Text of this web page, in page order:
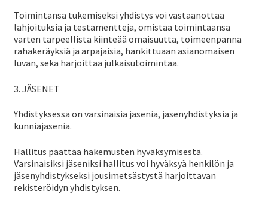
Koulutustoiminta
Messutoiminta
Kulukorvausohje
Toimintansa tukemiseksi yhdistys voi vastaanottaa
lahjoituksia ja testamentteja, omistaa toimintaansa
varten tarpeellista kiinteää omaisuutta, toimeenpanna
rahakeräyksiä ja arpajaisia, hankittuaan asianomaisen
luvan, sekä harjoittaa julkaisutoimintaa.
3. JÄSENET
Yhdistyksessä on varsinaisia jäseniä, jäsenyhdistyksiä ja
kunniajäseniä.
Hallitus päättää hakemusten hyväksymisestä.
Varsinaisiksi jäseniksi hallitus voi hyväksyä henkilön ja
jäsenyhdistykseksi jousimetsästystä harjoittavan
rekisteröidyn yhdistyksen.